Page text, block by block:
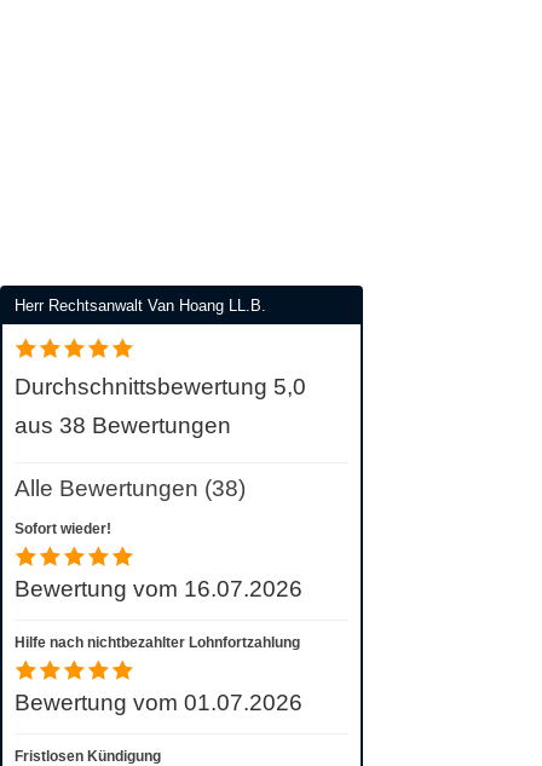
Herr Rechtsanwalt Van Hoang LL.B.
Durchschnittsbewertung 5,0
aus 38 Bewertungen
Alle Bewertungen (38)
Sofort wieder!
Bewertung vom 16.07.2026
Hilfe nach nichtbezahlter Lohnfortzahlung
Bewertung vom 01.07.2026
Fristlosen Kündigung